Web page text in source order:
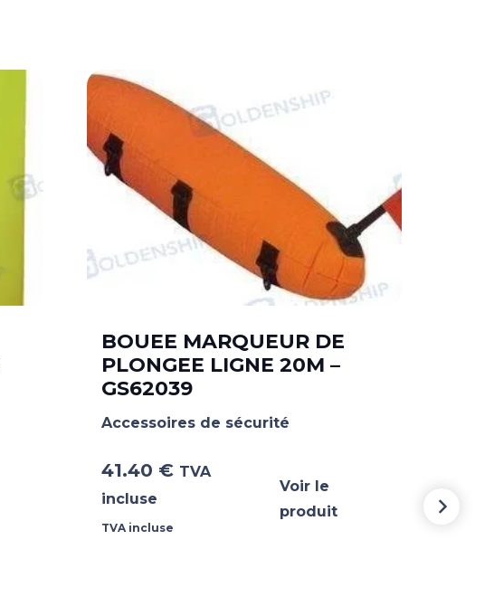
BOUEE MARQUEUR DE
PLONGEE LIGNE 20M –
GS62039
Accessoires de sécurité
41.40 € TVA
incluse
TVA incluse
Voir le
produit